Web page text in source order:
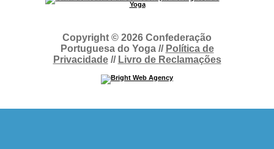
Copyright © 2026 Confederação
Portuguesa do Yoga // Política de
Privacidade// Livro de Reclamações